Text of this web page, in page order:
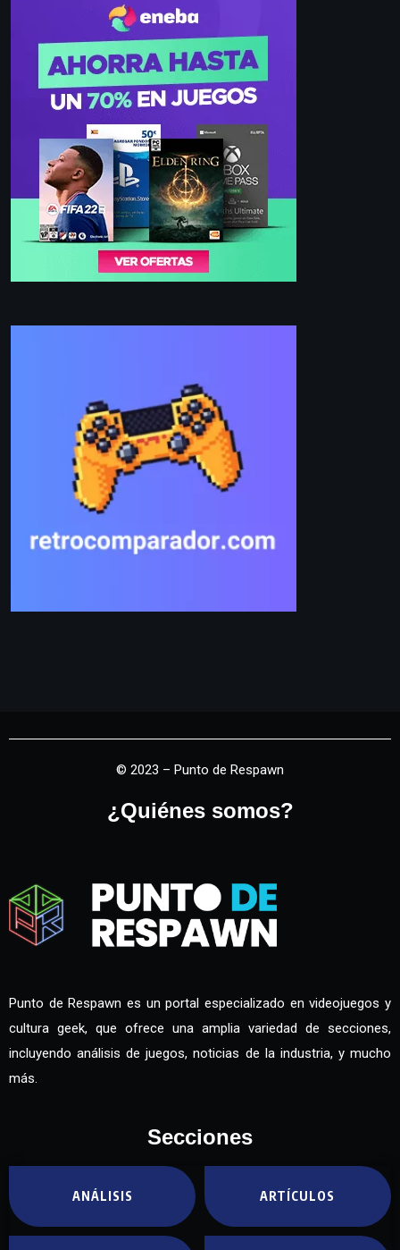
© 2023 – Punto de Respawn
¿Quiénes somos?
Punto de Respawn es un portal especializado en videojuegos y
cultura geek, que ofrece una amplia variedad de secciones,
incluyendo análisis de juegos, noticias de la industria, y mucho
más.
Secciones
ANÁLISIS ARTÍCULOS